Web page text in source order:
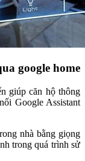
google home
giúp căn hộ thông
Google Assistant
nhà bằng giọng
trong quá trình sử